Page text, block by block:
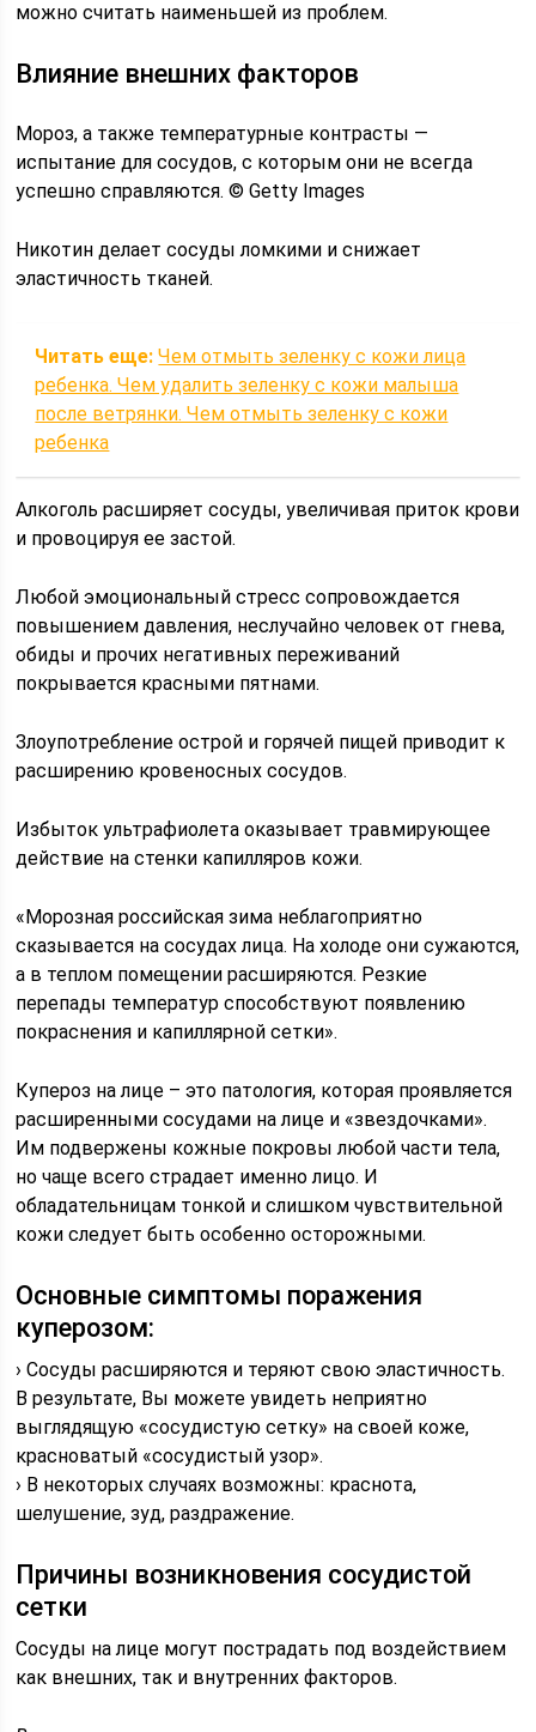
можно считать наименьшей из проблем.
Влияние внешних факторов
Мороз, а также температурные контрасты —
испытание для сосудов, с которым они не всегда
успешно справляются. © Getty Images
Никотин делает сосуды ломкими и снижает
эластичность тканей.
Читать еще: Чем отмыть зеленку с кожи лица
ребенка. Чем удалить зеленку с кожи малыша
после ветрянки. Чем отмыть зеленку с кожи
ребенка
Алкоголь расширяет сосуды, увеличивая приток крови
и провоцируя ее застой.
Любой эмоциональный стресс сопровождается
повышением давления, неслучайно человек от гнева,
обиды и прочих негативных переживаний
покрывается красными пятнами.
Злоупотребление острой и горячей пищей приводит к
расширению кровеносных сосудов.
Избыток ультрафиолета оказывает травмирующее
действие на стенки капилляров кожи.
«Морозная российская зима неблагоприятно
сказывается на сосудах лица. На холоде они сужаются,
а в теплом помещении расширяются. Резкие
перепады температур способствуют появлению
покраснения и капиллярной сетки».
Купероз на лице – это патология, которая проявляется
расширенными сосудами на лице и «звездочками».
Им подвержены кожные покровы любой части тела,
но чаще всего страдает именно лицо. И
обладательницам тонкой и слишком чувствительной
кожи следует быть особенно осторожными.
Основные симптомы поражения
куперозом:
› Сосуды расширяются и теряют свою эластичность.
В результате, Вы можете увидеть неприятно
выглядящую «сосудистую сетку» на своей коже,
красноватый «сосудистый узор».
› В некоторых случаях возможны: краснота,
шелушение, зуд, раздражение.
Причины возникновения сосудистой
сетки
Сосуды на лице могут пострадать под воздействием
как внешних, так и внутренних факторов.